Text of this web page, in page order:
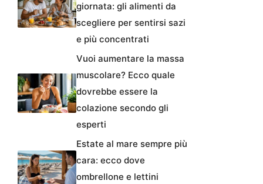
giornata: gli alimenti da
scegliere per sentirsi sazi
e più concentrati
Vuoi aumentare la massa
muscolare? Ecco quale
dovrebbe essere la
colazione secondo gli
esperti
Estate al mare sempre più
cara: ecco dove
ombrellone e lettini